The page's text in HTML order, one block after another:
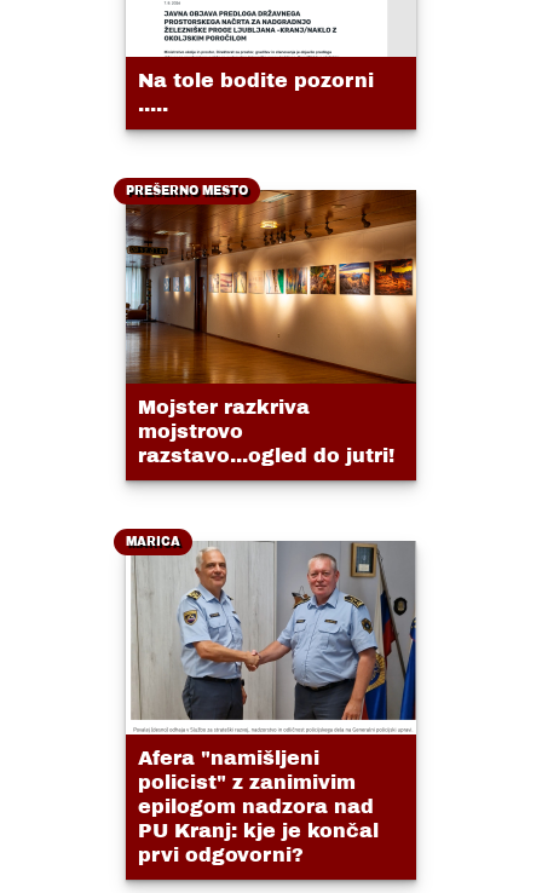
Na tole bodite pozorni
.....
PREŠERNO MESTO
Mojster razkriva
mojstrovo
razstavo...ogled do jutri!
MARICA
Afera "namišljeni
policist" z zanimivim
epilogom nadzora nad
PU Kranj: kje je končal
prvi odgovorni?